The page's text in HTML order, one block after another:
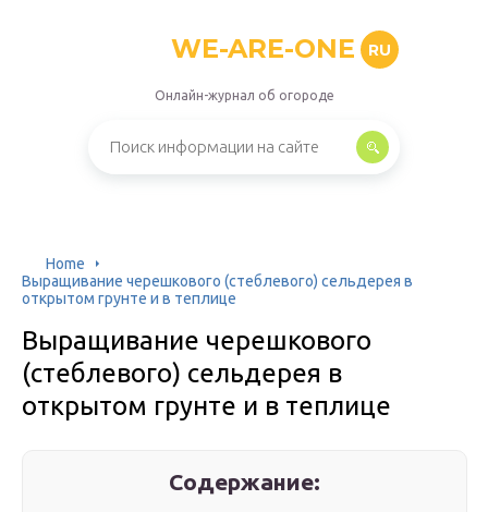
WE-ARE-ONE RU
Онлайн-журнал об огороде
Home
Выращивание черешкового (стеблевого) сельдерея в
открытом грунте и в теплице
Выращивание черешкового
(стеблевого) сельдерея в
открытом грунте и в теплице
Содержание: